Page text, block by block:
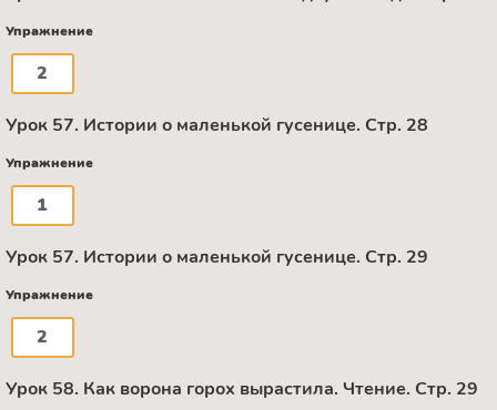
Упражнение
2
Урок 57. Истории о маленькой гусенице. Стр. 28
Упражнение
1
Урок 57. Истории о маленькой гусенице. Стр. 29
Упражнение
2
Урок 58. Как ворона горох вырастила. Чтение. Стр. 29